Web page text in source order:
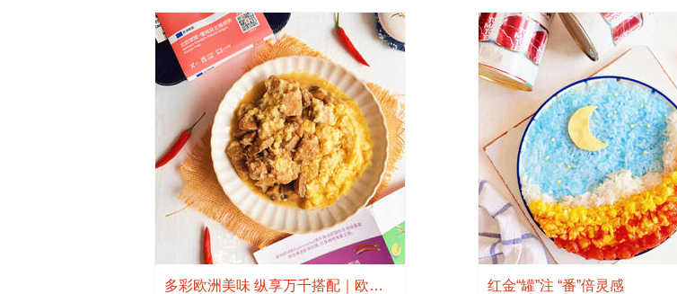
多彩欧洲美味 纵享万千搭配｜欧洲灵感风味大赏 红金“罐”注 “番”倍灵感